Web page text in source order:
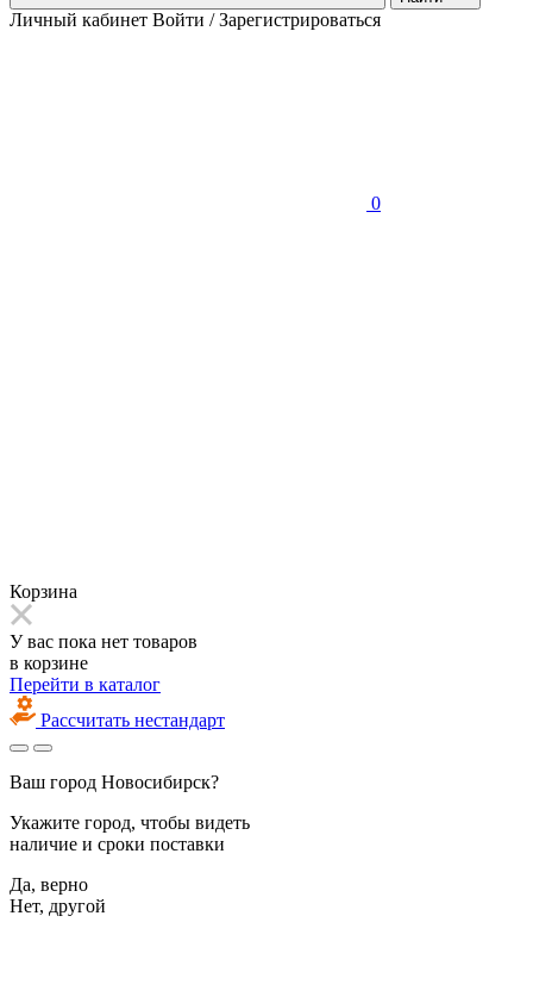
Личный кабинет Войти / Зарегистрироваться
0
Корзина
У вас пока нет товаров
в корзине
Перейти в каталог
Рассчитать нестандарт
Ваш город Новосибирск?
Укажите город, чтобы видеть
наличие и сроки поставки
Да, верно
Нет, другой